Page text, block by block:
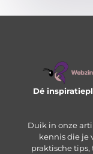
Dé
Duik in onze
kennis die je
praktische